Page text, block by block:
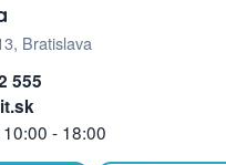
Bratislava
555
- 18:00